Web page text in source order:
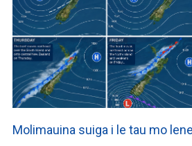
Molimauina suiga i le tau mo